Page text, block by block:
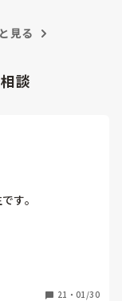
度幅広く経験し
と私は感じてい
、年齢を重ねて
見る
談
す。
められたこと
からという理由
て書きたかった
21 ・ 01/30